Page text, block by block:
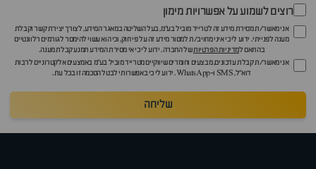
רוצים לשמוע על אפשרויות מימון
אני מאשר/ת מסירת מידע זה לטרייד מוביל בע"מ, בעל השליטה במאגר המידע, לצורך יצירת קשר וקבלת
מענה לפנייתי. ידוע לי כי איני מחויב/ת למסור מידע זה על פי חוק, וכי הוא עשוי להימסר לגורמים רלוונטיים
בהתאם למדיניות הפרטיותשל החברה. ידוע לי כי אי מסירת המידע תמנע קבלת מענה.
אני מאשר/ת קבלת עדכונים, מבצעים וחומרים שיווקיים מטרייד מוביל בע"מ באמצעים אלקטרוניים לרבות
דוא״ל, SMS ו-WhatsApp. ידוע לי כי באפשרותי לבטל הסכמה זו בכל עת.
שליחה